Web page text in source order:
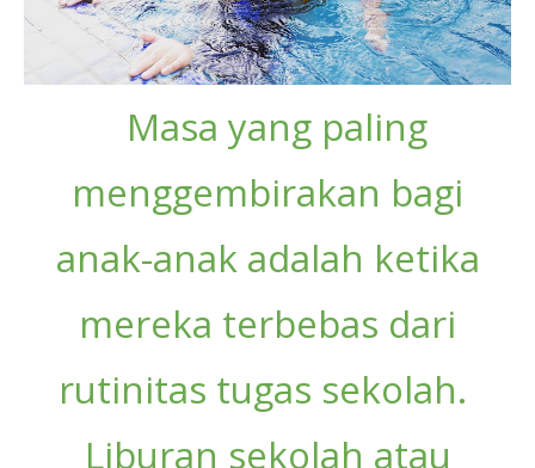
Masa yang paling
menggembirakan bagi
anak-anak adalah ketika
mereka terbebas dari
rutinitas tugas sekolah.
Liburan sekolah atau